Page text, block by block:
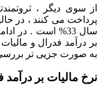
از سوی دیگر ،
پرداخت می کنند ، در
سال 33% است . در ادامه
به صورت جزیی تر
نرخ مالیات بر درآمد